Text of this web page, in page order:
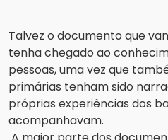
Talvez o documento que
tenha chegado ao
pessoas, uma vez que
primárias tenham sido
próprias experiências dos
acompanhavam.